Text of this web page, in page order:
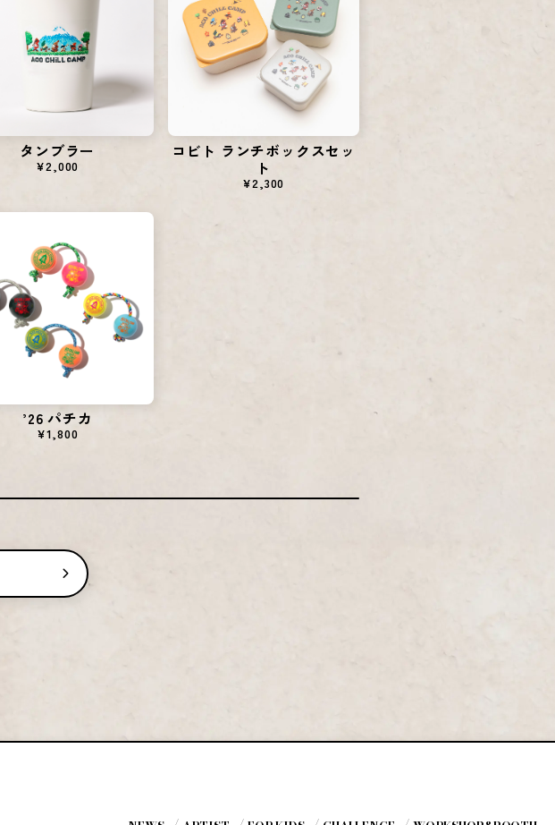
タンブラー
¥2,000
コビト ランチボックスセッ
ト
¥2,300
’26 パチカ
¥1,800